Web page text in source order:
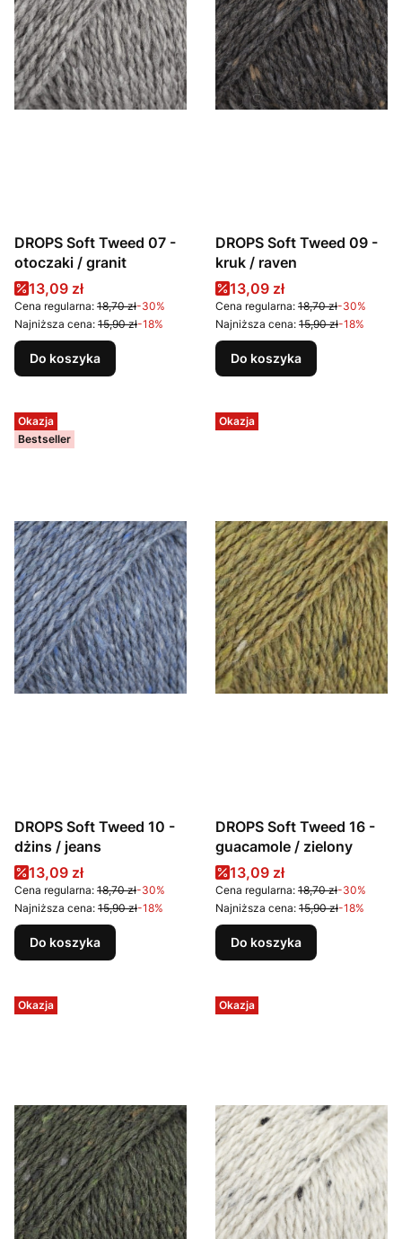
DROPS Soft Tweed 07 -
otoczaki / granit
Cena promocyjna
13,09 zł
Cena regularna: 18,70 zł-30%
Najniższa cena: 15,90 zł-18%
Do koszyka
DROPS Soft Tweed 09 -
kruk / raven
Cena promocyjna
13,09 zł
Cena regularna: 18,70 zł-30%
Najniższa cena: 15,90 zł-18%
Do koszyka
Okazja
Bestseller
DROPS Soft Tweed 10 -
dżins / jeans
Cena promocyjna
13,09 zł
Cena regularna: 18,70 zł-30%
Najniższa cena: 15,90 zł-18%
Do koszyka
Okazja
DROPS Soft Tweed 16 -
guacamole / zielony
Cena promocyjna
13,09 zł
Cena regularna: 18,70 zł-30%
Najniższa cena: 15,90 zł-18%
Do koszyka
Okazja Okazja